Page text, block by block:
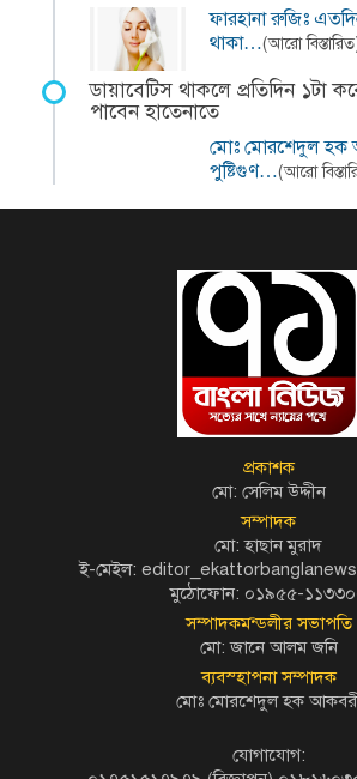
ফারহানা রুজিঃ
থাকা…(আরো
ডায়াবেটিস থাকলে প্রতিদিন
পাবেন হাতেনাতে
মোঃ মোরশেদুল
পুষ্টিগুণ…(আরো
প্রকাশক
মো: সেলিম উদ্দীন
সম্পাদক
মো: হাছান মুরাদ
ই-মেইল:
মুঠোফোন: ০১৯৫৫-
সম্পাদকমন্ডলীর সভাপতি
মো: জানে আলম জনি
ব্যবস্হাপনা সম্পাদক
মোঃ মোরশেদুল হক
যোগাযোগ: